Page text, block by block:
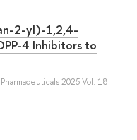
2-yl)-1,2,4-
4 Inhibitors to
2025 Vol. 18